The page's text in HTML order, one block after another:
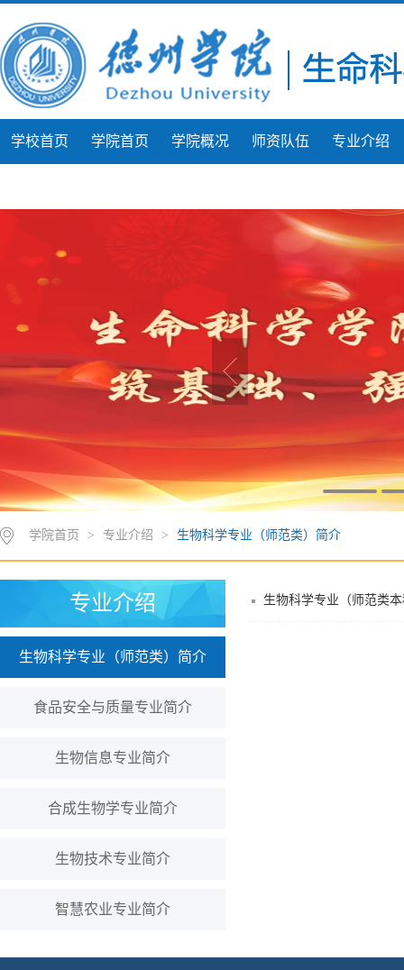
学校首页 学院首页 学院概况 师资队伍 专业介绍
学院首页 > 专业介绍 > 生物科学专业（师范类）简介
专业介绍
生物科学专业（师范类）简介
食品安全与质量专业简介
生物信息专业简介
合成生物学专业简介
生物技术专业简介
智慧农业专业简介
生物科学专业（师范类